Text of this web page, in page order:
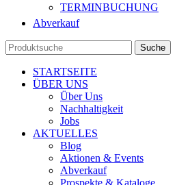
TERMINBUCHUNG
Abverkauf
Suche
STARTSEITE
ÜBER UNS
Über Uns
Nachhaltigkeit
Jobs
AKTUELLES
Blog
Aktionen & Events
Abverkauf
Prospekte & Kataloge